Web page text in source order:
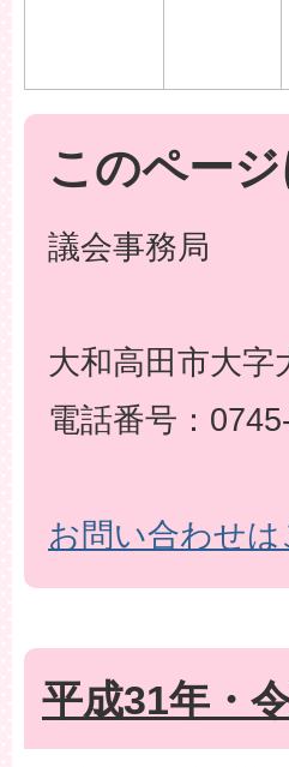
このペー
議会事務局
大和高田市大字
電話番号：
お問い合わせは
平成31年・